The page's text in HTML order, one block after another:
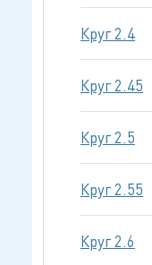
Круг 2.4
Круг 2.45
Круг 2.5
Круг 2.55
Круг 2.6